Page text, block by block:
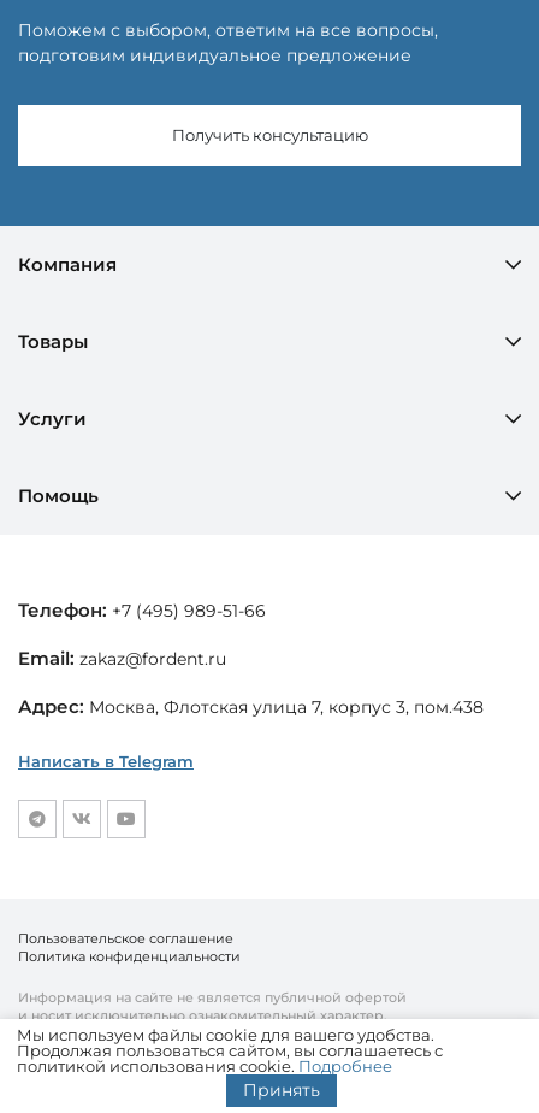
Поможем с выбором, ответим на все вопросы,
подготовим индивидуальное предложение
Получить консультацию
Компания
Товары
Услуги
Помощь
Телефон: +7 (495) 989-51-66
Email: zakaz@fordent.ru
Адрес: Москва, Флотская улица 7, корпус 3, пом.438
Написать в Telegram
© «Fordent», 2010—2026
Комплексный подход к вашему бизнесу
Информация на сайте не является публичной офертой
и носит исключительно ознакомительный характер.
Пользовательское соглашение
Политика конфиденциальности
Мы используем файлы cookie для вашего удобства.
Продолжая пользоваться сайтом, вы соглашаетесь с
политикой использования cookie. Подробнее
Принять